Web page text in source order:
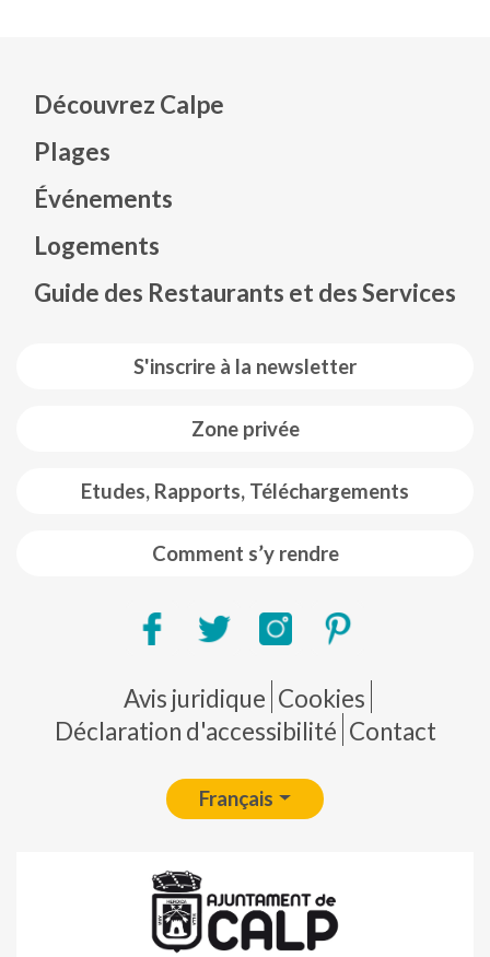
S'inscrire à la newsletter
Zone privée
Etudes, Rapports, Téléchargements
Comment s’y rendre
Découvrez Calpe
Plages
Événements
Logements
Guide des Restaurants et des Services
Pie de página
Avis juridique Cookies
Déclaration d'accessibilité Contact
Français